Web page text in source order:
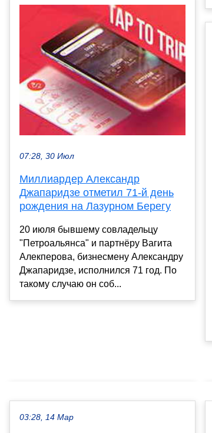
07:28, 30 Июл
Миллиардер Александр
Джапаридзе отметил 71-й день
рождения на Лазурном Берегу
20 июля бывшему совладельцу
"Петроальянса" и партнёру Вагита
Алекперова, бизнесмену Александру
Джапаридзе, исполнился 71 год. По
такому случаю он соб...
03:28, 14 Мар